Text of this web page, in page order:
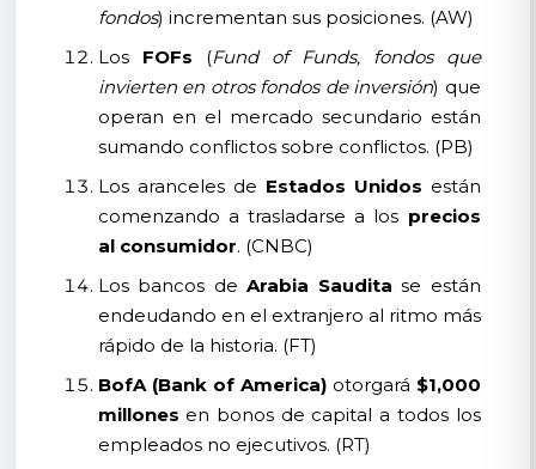
fondos) incrementan sus posiciones. (AW)
Los FOFs (Fund of Funds, fondos que
invierten en otros fondos de inversión) que
operan en el mercado secundario están
sumando conflictos sobre conflictos. (PB)
Los aranceles de Estados Unidos están
comenzando a trasladarse a los precios
al consumidor. (CNBC)
Los bancos deArabia Saudita se están
endeudando en el extranjero al ritmo más
rápido de la historia. (FT)
BofA (Bank of America)otorgará $1,000
millones en bonos de capital a todos los
empleados no ejecutivos. (RT)